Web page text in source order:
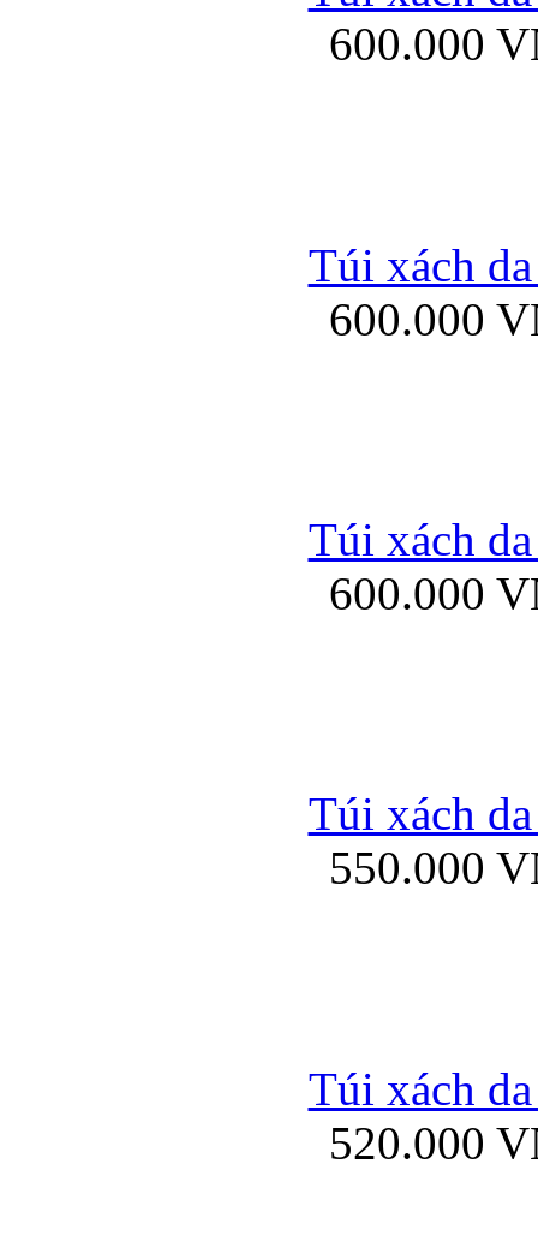
Bao da iPhone 5
Bao da iPad
600.000
Túi xách
600.000
Túi xách
600.000
Túi xách
550.000
Túi xách
520.000